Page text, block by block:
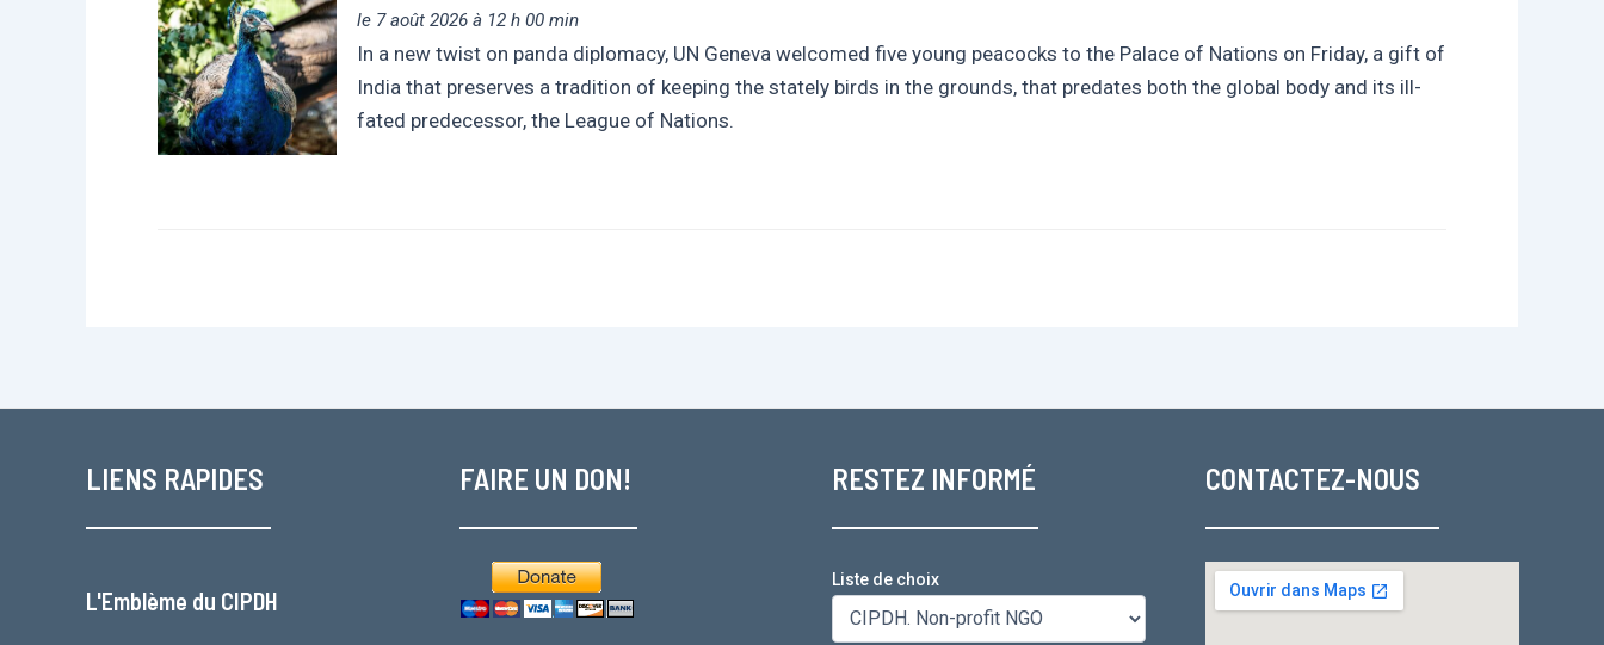
le 7 août 2026 à 12 h 00 min
In a new twist on panda diplomacy, UN Geneva welcomed five young peacocks to the Palace of Nations on Friday, a gift of
India that preserves a tradition of keeping the stately birds in the grounds, that predates both the global body and its ill-
fated predecessor, the League of Nations.
LIENS RAPIDES
L'Emblème du CIPDH
FAIRE UN DON! RESTEZ INFORMÉ
Liste de choix
CONTACTEZ-NOUS